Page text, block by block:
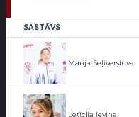
SASTĀVS
Marija Seļiverstova
Letīcija Ieviņa